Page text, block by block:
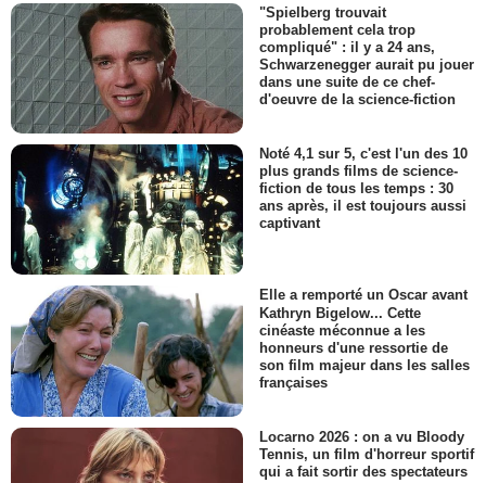
"Spielberg trouvait
probablement cela trop
compliqué" : il y a 24 ans,
Schwarzenegger aurait pu jouer
dans une suite de ce chef-
d'oeuvre de la science-fiction
Noté 4,1 sur 5, c'est l'un des 10
plus grands films de science-
fiction de tous les temps : 30
ans après, il est toujours aussi
captivant
Elle a remporté un Oscar avant
Kathryn Bigelow... Cette
cinéaste méconnue a les
honneurs d'une ressortie de
son film majeur dans les salles
françaises
Locarno 2026 : on a vu Bloody
Tennis, un film d'horreur sportif
qui a fait sortir des spectateurs